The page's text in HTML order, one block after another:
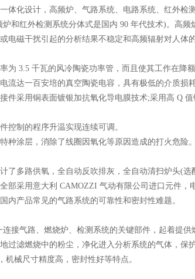
化设计，高频炉、气路系统、电路系统、红外检
和红外检测系统分体式是国内 90 年代技术)。高
电磁干扰引起的分析结果不稳定和高频辐射对人体的
3.5 千瓦的风冷陶瓷功率管，而且使其工作在降额
达一百安培的真空陶瓷电容，具有极低的介质损
采用铜表面镀银加抗氧化导电膜技术;采用高 Q 值
制的程序升温实现连续可调。
涂层，消除了线圈因氧化等原因造成的打火危险。
多路供氧，全自动反吹排灰，全自动清扫炉头(选
部采用意大利 CAMOZZI 气动有限公司进口元件
内产品常见的气路系统的可靠性和密封性难题。
气路、燃烧炉、检测系统的关键部件，起着提供
过滤燃烧中的粉尘，净化进入分析系统的气体，
机械尺寸精度高，密封性好等特点。